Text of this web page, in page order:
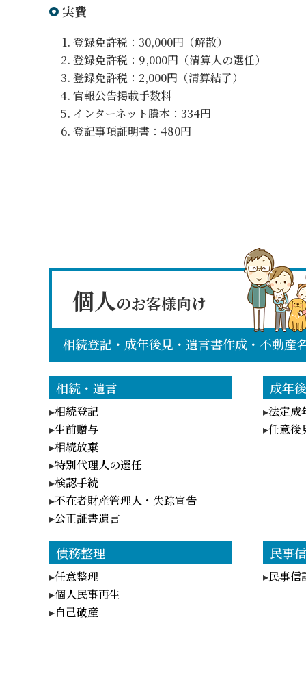
実費
登録免許税：30,000円（解散）
登録免許税：9,000円（清算人の選任）
登録免許税：2,000円（清算結了）
官報公告掲載手数料
インターネット謄本：334円
登記事項証明書：480円
個人のお客様向け
相続登記・成年後見・遺言書作成・不動産
相続・遺言
相続登記
生前贈与
相続放棄
特別代理人の選任
検認手続
不在者財産管理人・失踪宣告
公正証書遺言
成年
法定成
任意後
債務整理
任意整理
個人民事再生
自己破産
民事
民事信